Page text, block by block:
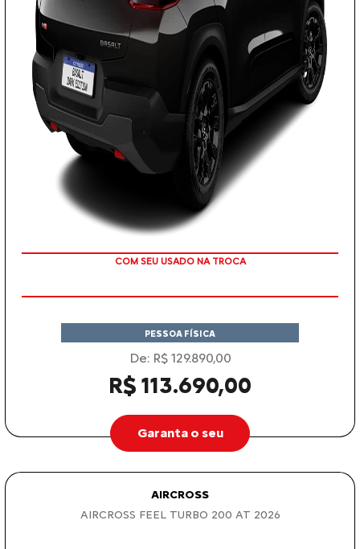
TAXA ZERO
PESSOA FÍSICA
De: R$ 129.890,00
R$ 113.690,00
Garanta o seu
AIRCROSS
AIRCROSS FEEL TURBO 200 AT 2026